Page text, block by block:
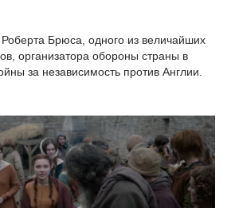
Брюса, одного из величайших
организатора обороны страны в
за независимость против Англии.